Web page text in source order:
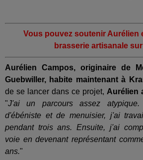
Vous pouvez soutenir Aurélien
brasserie artisanale sur
Aurélien Campos, originaire de
Guebwiller, habite maintenant à
de se lancer dans ce projet, Aurélien
"J'ai un parcours assez
d'ébéniste et de menuisier, j'ai
pendant trois ans. Ensuite, j'ai
voie en devenant représentant
ans."